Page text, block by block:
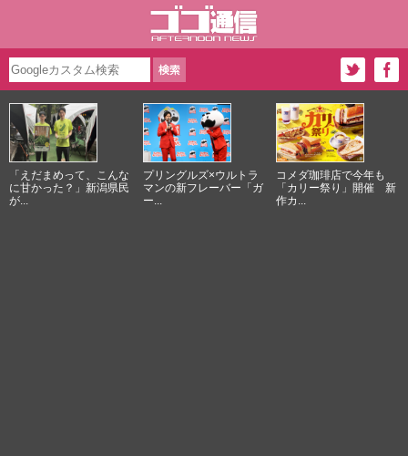
「えだまめって、こんな
に甘かった？」新潟県民
が...
プリングルズ×ウルトラ
マンの新フレーバー「ガ
ー...
コメダ珈琲店で今年も
「カリー祭り」開催 新
作カ...